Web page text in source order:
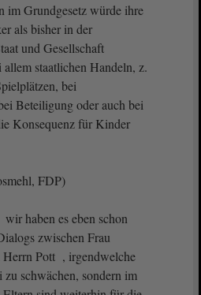
im Grundgesetz würde ihre
als bisher in der
und Gesellschaft
staatlichen Handeln, z.
bei
Beteiligung oder auch bei
Konsequenz für Kinder
FDP)
haben es eben schon
zwischen Frau
Herrn Pott , irgendwelche
zu schwächen, sondern im